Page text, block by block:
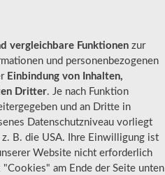
vergleichbare Funktionen zur
und personenbezogenen
Einbindung von Inhalten,
Dritter. Je nach Funktion
und an Dritte in
Datenschutzniveau vorliegt
B. die USA. Ihre Einwilligung ist
Website nicht erforderlich
am Ende der Seite unten